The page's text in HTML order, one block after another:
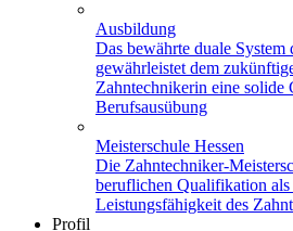
Ausbildung
Das bewährte duale
gewährleistet dem
Zahntechnikerin eine solide
Berufsausübung
Meisterschule Hessen
Die Zahntechniker-
beruflichen Qualifikation als
Leistungsfähigkeit des
Profil